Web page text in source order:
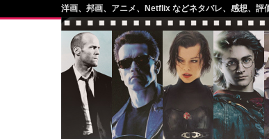
洋画、邦画、アニメ、Netflix などネタバレ、感想、評